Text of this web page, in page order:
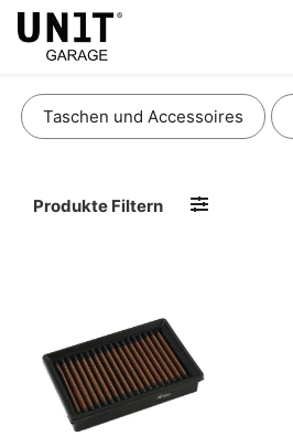
Taschen und Accessoires
Produkte Filtern